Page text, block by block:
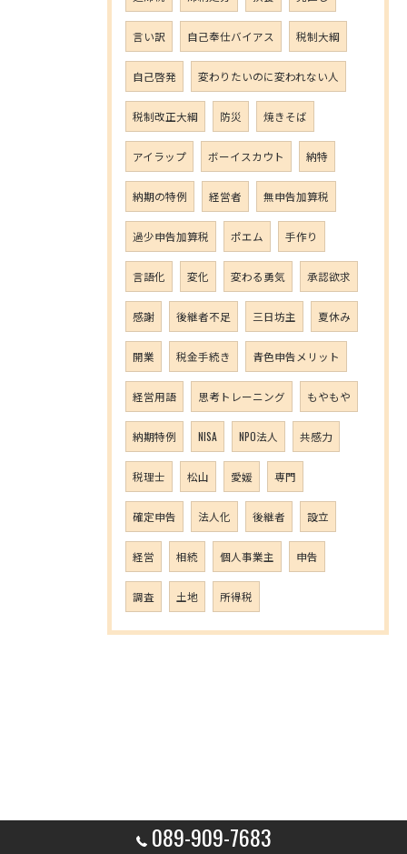
言い訳 自己奉仕バイアス 税制大綱
自己啓発 変わりたいのに変われない人
税制改正大綱 防災 焼きそば
アイラップ ボーイスカウト 納特
納期の特例 経営者 無申告加算税
過少申告加算税 ポエム 手作り
言語化 変化 変わる勇気 承認欲求
感謝 後継者不足 三日坊主 夏休み
開業 税金手続き 青色申告メリット
経営用語 思考トレーニング もやもや
納期特例 NISA NPO法人 共感力
税理士 松山 愛媛 専門
確定申告 法人化 後継者 設立
経営 相続 個人事業主 申告
調査 土地 所得税
089-909-7683